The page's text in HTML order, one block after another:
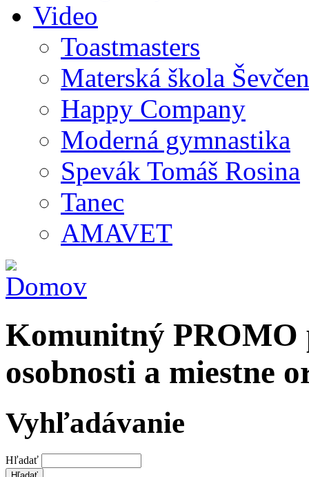
Video
Toastmasters
Materská škola
Happy Company
Moderná gymnastika
Spevák Tomáš Rosina
Tanec
AMAVET
Komunitný
osobnosti a miestne
Vyhľadávanie
Hľadať